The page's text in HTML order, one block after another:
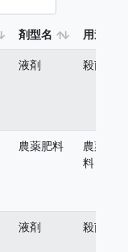
剤型名
用途
液剤 殺菌剤
農薬肥料
農薬肥
料
液剤 殺菌剤